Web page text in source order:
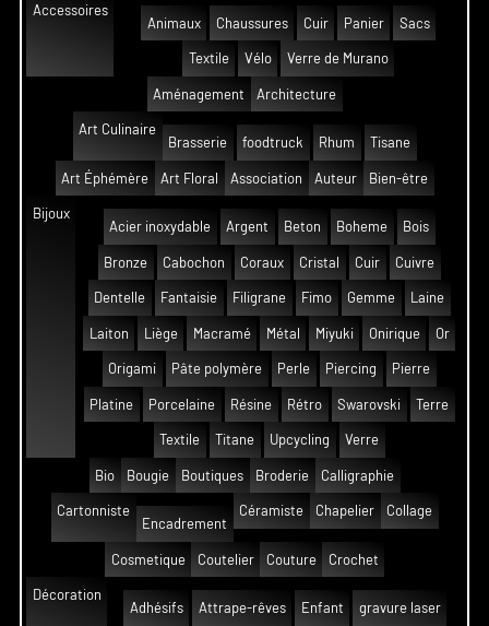
Accessoires
Animaux
Chaussures Cuir Panier Sacs
Textile Vélo Verre de Murano
Aménagement Architecture
Art Culinaire
Brasserie
foodtruck Rhum Tisane
Art Éphémère Art Floral Association Auteur Bien-être
Bijoux
Acier inoxydable
Argent Beton Boheme Bois
Bronze Cabochon Coraux Cristal Cuir Cuivre
Dentelle Fantaisie Filigrane Fimo Gemme Laine
Laiton Liège Macramé Métal Miyuki Onirique Or
Origami Pâte polymère Perle Piercing Pierre
Platine Porcelaine Résine Rétro Swarovski Terre
Textile Titane Upcycling Verre
Bio Bougie Boutiques Broderie Calligraphie
Cartonniste
Encadrement
Céramiste Chapelier Collage
Cosmetique Coutelier Couture Crochet
Décoration
Adhésifs
Attrape-rêves Enfant gravure laser